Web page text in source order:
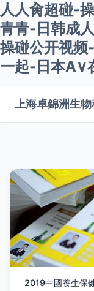
人人肏超碰-
青青-日韩成
操碰公开视
一起-日本A∨
2019中國養生保